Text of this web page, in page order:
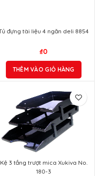
Kệ 3 tầng trượt mica Xukiva No.
180-3